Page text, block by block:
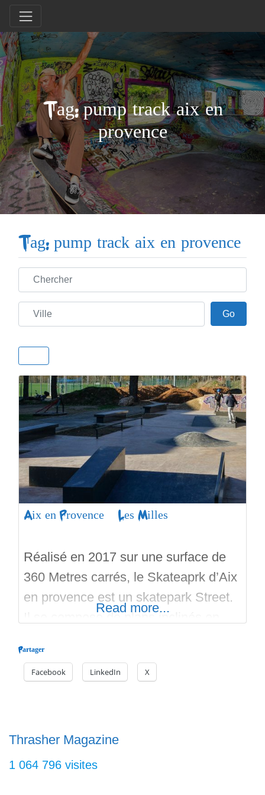
Tag: pump track aix en
provence
Tag: pump track aix en provence
Chercher
Ville GoGo
Aix en Provence – Les Milles
Réalisé en 2017 sur une surface de
360 Metres carrés, le Skateaprk d’Aix
en provence est un skatepark Street.
Il se compose de plans inclinés en
chapeau chinois, rails, bosse, pallette
à manuals, le tout sur du beton bien
qui réalise.
Read more...
Partager
Facebook LinkedIn X
Thrasher Magazine
1 064 796 visites